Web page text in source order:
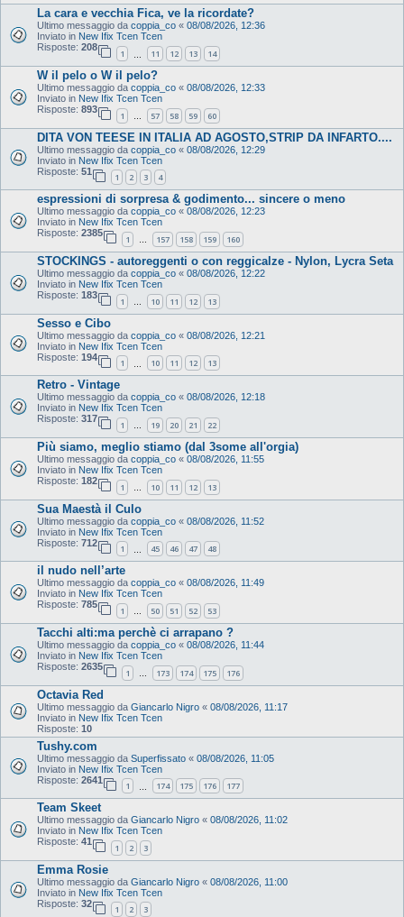
La cara e vecchia Fica, ve la ricordate?
Ultimo messaggio da coppia_co « 08/08/2026, 12:36
Inviato in New Ifix Tcen Tcen
Risposte: 208
1 11 12 13 14
W il pelo o W il pelo?
Ultimo messaggio da coppia_co « 08/08/2026, 12:33
Inviato in New Ifix Tcen Tcen
Risposte: 893
1 … 57 58 59 60
DITA VON TEESE IN ITALIA AD AGOSTO,STRIP DA INFARTO....
Ultimo messaggio da coppia_co « 08/08/2026, 12:29
Inviato in New Ifix Tcen Tcen
Risposte: 51
1 2 3 4
espressioni di sorpresa & godimento... sincere o meno
Ultimo messaggio da coppia_co « 08/08/2026, 12:23
Inviato in New Ifix Tcen Tcen
Risposte: 2385
1 … 157 158 159 160
STOCKINGS - autoreggenti o con reggicalze - Nylon, Lycra Seta
Ultimo messaggio da coppia_co « 08/08/2026, 12:22
Inviato in New Ifix Tcen Tcen
Risposte: 183
1 … 10 11 12 13
Sesso e Cibo
Ultimo messaggio da coppia_co « 08/08/2026, 12:21
Inviato in New Ifix Tcen Tcen
Risposte: 194
1 10 11 12 13
Retro - Vintage
Ultimo messaggio da coppia_co « 08/08/2026, 12:18
Inviato in New Ifix Tcen Tcen
Risposte: 317
1 … 19 20 21 22
Più siamo, meglio stiamo (dal 3some all'orgia)
Ultimo messaggio da coppia_co « 08/08/2026, 11:55
Inviato in New Ifix Tcen Tcen
Risposte: 182
1 … 10 11 12 13
Sua Maestà il Culo
Ultimo messaggio da coppia_co « 08/08/2026, 11:52
Inviato in New Ifix Tcen Tcen
Risposte: 712
1 45 46 47 48
il nudo nell’arte
Ultimo messaggio da coppia_co « 08/08/2026, 11:49
Inviato in New Ifix Tcen Tcen
Risposte: 785
1 … 50 51 52 53
Tacchi alti:ma perchè ci arrapano ?
Ultimo messaggio da coppia_co « 08/08/2026, 11:44
Inviato in New Ifix Tcen Tcen
Risposte: 2635
1 173 174 175 176
Octavia Red
Ultimo messaggio da Giancarlo Nigro « 08/08/2026, 11:17
Inviato in New Ifix Tcen Tcen
Risposte: 10
Tushy.com
Ultimo messaggio da Superfissato « 08/08/2026, 11:05
Inviato in New Ifix Tcen Tcen
Risposte: 2641
1 174 175 176 177
Team Skeet
Ultimo messaggio da Giancarlo Nigro « 08/08/2026, 11:02
Inviato in New Ifix Tcen Tcen
Risposte: 41
1 2 3
Emma Rosie
Ultimo messaggio da Giancarlo Nigro « 08/08/2026, 11:00
Inviato in New Ifix Tcen Tcen
Risposte: 32
1 2 3